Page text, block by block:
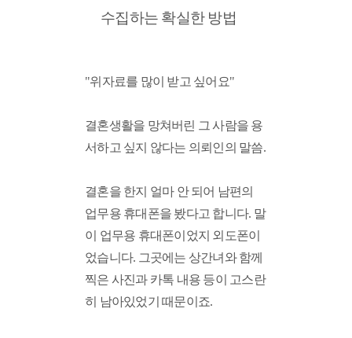
수집하는 확실한 방법
"위자료를 많이 받고 싶어요"
결혼생활을 망쳐버린 그 사람을 용
서하고 싶지 않다는 의뢰인의 말씀.
결혼을 한지 얼마 안 되어 남편의
업무용 휴대폰을 봤다고 합니다. 말
이 업무용 휴대폰이었지 외도폰이
었습니다. 그곳에는 상간녀와 함께
찍은 사진과 카톡 내용 등이 고스란
히 남아있었기 때문이죠.